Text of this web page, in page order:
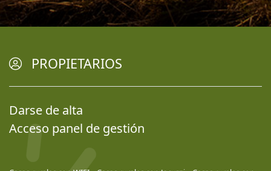
PROPIETARIOS
Darse de alta
Acceso panel de gestión